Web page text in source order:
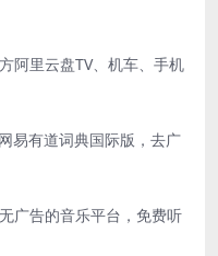
阿里云盘TV、机车、手机
易有道词典国际版，去广
广告的音乐平台，免费听